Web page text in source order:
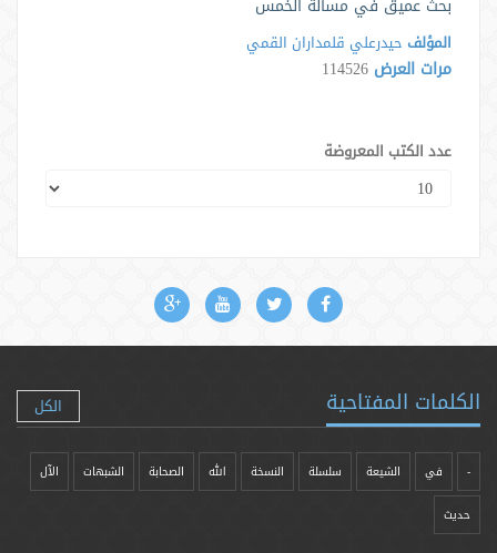
بحث عميق في مسألة الخمس
المؤلف حيدرعلي قلمداران القمي
مرات العرض 114526
عدد الكتب المعروضة
الكلمات المفتاحية الكل
- في الشيعة سلسلة النسخة الله الصحابة الشبهات الآل
حدیث